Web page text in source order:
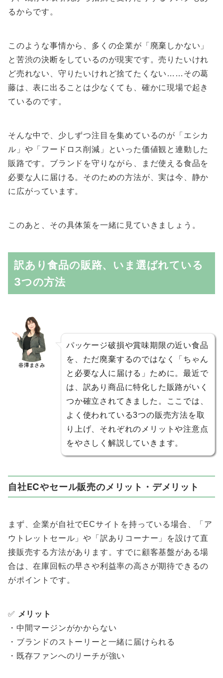
るからです。
このような事情から、多くの企業が「廃棄しかない」
と苦渋の決断をしているのが現実です。売りたいけれ
ど売れない、守りたいけれど捨てたくない……その葛
藤は、表に出ることは少なくても、確かに現場で起き
ているのです。
そんな中で、少しずつ注目を集めているのが「エシカ
ル」や「フードロス削減」といった価値観と連動した
販路です。ブランドを守りながら、まだ使える食品を
必要な人に届ける。そのための方法が、実は今、静か
に広がっています。
このあと、その具体策を一緒に見ていきましょう。
訳あり食品の販路、いま選ばれている
3つの方法
谷澤まさみ
パッケージ破損や賞味期限の近い食品
を、ただ廃棄するのではなく「ちゃん
と必要な人に届ける」ために。最近で
は、訳あり商品に特化した販路がいく
つか確立されてきました。ここでは、
よく使われている3つの販売方法を取
り上げ、それぞれのメリットや注意点
をやさしく解説していきます。
自社ECやセール販売のメリット・デメリット
まず、企業が自社でECサイトを持っている場合、「ア
ウトレットセール」や「訳ありコーナー」を設けて直
接販売する方法があります。すでに顧客基盤がある場
合は、在庫回転の早さや利益率の高さが期待できるの
がポイントです。
✅ メリット
・中間マージンがかからない
・ブランドのストーリーと一緒に届けられる
・既存ファンへのリーチが強い